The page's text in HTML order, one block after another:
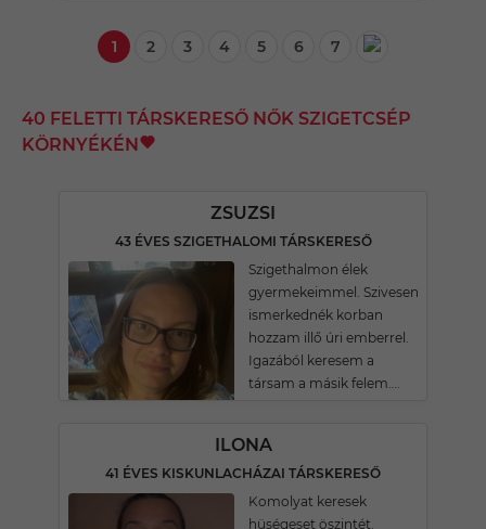
1 2 3 4 5 6 7
40 FELETTI TÁRSKERESŐ NŐK SZIGETCSÉP
KÖRNYÉKÉN
ZSUZSI
43 ÉVES SZIGETHALOMI TÁRSKERESŐ
Szigethalmon élek
gyermekeimmel. Szivesen
ismerkednék korban
hozzam illő úri emberrel.
Igazából keresem a
társam a másik felem….
ILONA
41 ÉVES KISKUNLACHÁZAI TÁRSKERESŐ
Komolyat keresek
hüségeset öszintét.